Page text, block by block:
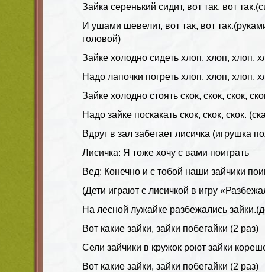
Зайка серенький сидит, вот так, вот
И ушами шевелит, вот так, вот
головой)
Зайке холодно сидеть хлоп, хлоп, хлоп,
Надо лапочки погреть хлоп, хлоп, хлоп,
Зайке холодно стоять скок, скок, скок,
Надо зайке поскакать скок, скок, скок.
Вдруг в зал забегает лисичка (игрушка
Лисичка: Я тоже хочу с вами поиграть
Вед: Конечно и с тобой наши зайчики
(Дети играют с лисичкой в игру
На лесной лужайке разбежались
Вот какие зайки, зайки побегайки (2 раз)
Сели зайчики в кружок роют зайки
Вот какие зайки, зайки побегайки (2 раз)